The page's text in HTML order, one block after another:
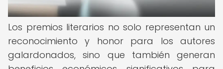
Los premios literarios no solo representan un
reconocimiento y honor para los autores
galardonados, sino que también generan